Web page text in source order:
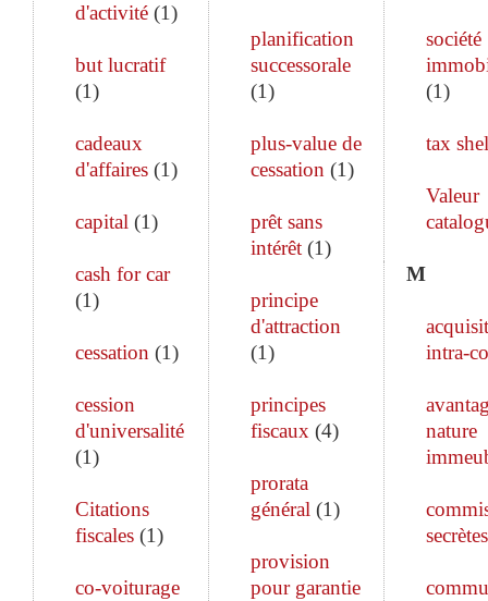
d'activité (1)
but lucratif
(1)
cadeaux
d'affaires (1)
capital (1)
cash for car
(1)
cessation (1)
cession
d'universalité
(1)
Citations
fiscales (1)
co-voiturage
planification
successorale
(1)
plus-value de
cessation (1)
prêt sans
intérêt(1)
principe
d'attraction
(1)
principes
fiscaux (4)
prorata
général (1)
provision
pour garantie
société
(1)
tax
Valeur
M
intra-
nature
secrètes